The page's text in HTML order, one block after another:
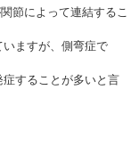
節によって連結するこ
ますが、側弯症で
することが多いと言